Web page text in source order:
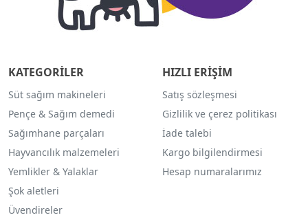
KATEGORİLER
Süt sağım makineleri
Pençe & Sağım demedi
Sağımhane parçaları
Hayvancılık malzemeleri
Yemlikler & Yalaklar
Şok aletleri
Üvendireler
HIZLI ERİŞİM
Satış sözleşmesi
Gizlilik ve çerez politikası
İade talebi
Kargo bilgilendirmesi
Hesap numaralarımız